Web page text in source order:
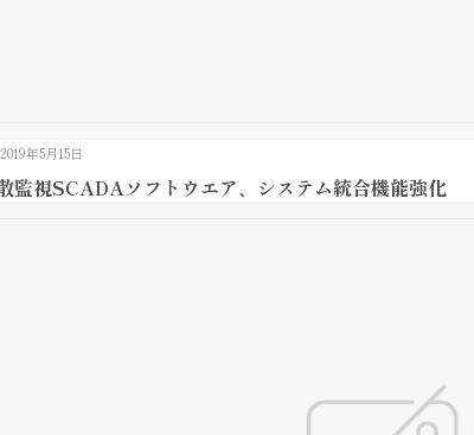
2019年5月15日
監視SCADAソフトウエア、システム統合機能強化